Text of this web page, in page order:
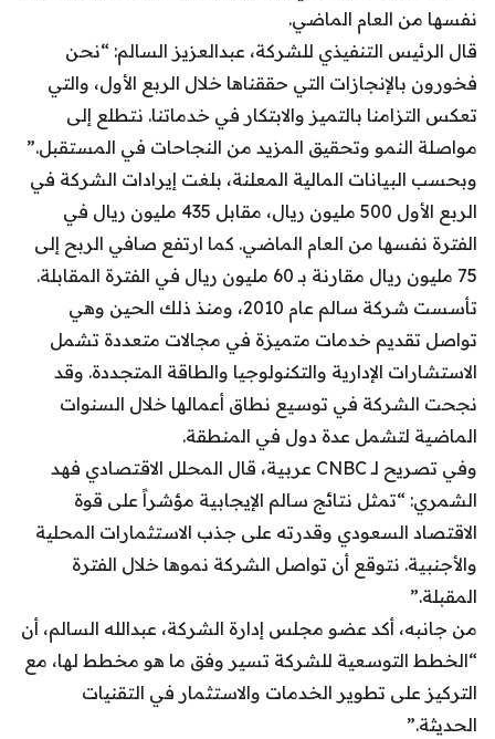
نفسها من العام الماضي.
قال الرئيس التنفيذي للشركة، عبدالعزيز السالم: “نحن
فخورون بالإنجازات التي حققناها خلال الربع الأول، والتي
تعكس التزامنا بالتميز والابتكار في خدماتنا. نتطلع إلى
مواصلة النمو وتحقيق المزيد من النجاحات في المستقبل.”
وبحسب البيانات المالية المعلنة، بلغت إيرادات الشركة في
الربع الأول 500 مليون ريال، مقابل 435 مليون ريال في
الفترة نفسها من العام الماضي. كما ارتفع صافي الربح إلى
75 مليون ريال مقارنة بـ 60 مليون ريال في الفترة المقابلة.
تأسست شركة سالم عام 2010، ومنذ ذلك الحين وهي
تواصل تقديم خدمات متميزة في مجالات متعددة تشمل
الاستشارات الإدارية والتكنولوجيا والطاقة المتجددة. وقد
نجحت الشركة في توسيع نطاق أعمالها خلال السنوات
الماضية لتشمل عدة دول في المنطقة.
وفي تصريح لـ CNBC عربية، قال المحلل الاقتصادي فهد
الشمري: “تمثل نتائج سالم الإيجابية مؤشراً على قوة
الاقتصاد السعودي وقدرته على جذب الاستثمارات المحلية
والأجنبية. نتوقع أن تواصل الشركة نموها خلال الفترة
المقبلة.”
من جانبه، أكد عضو مجلس إدارة الشركة، عبدالله السالم، أن
“الخطط التوسعية للشركة تسير وفق ما هو مخطط لها، مع
التركيز على تطوير الخدمات والاستثمار في التقنيات
الحديثة.”